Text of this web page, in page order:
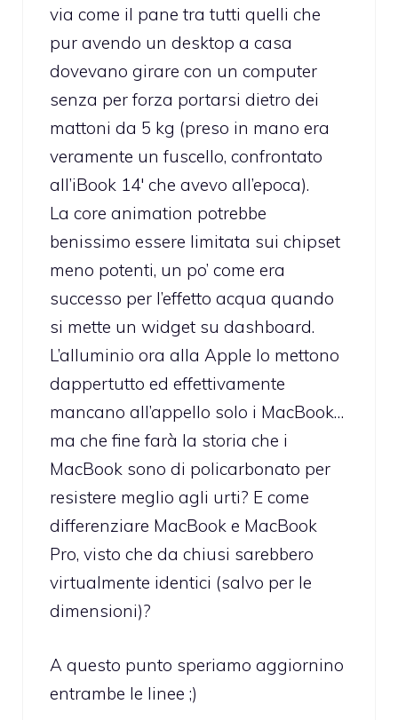
via come il pane tra tutti quelli che
pur avendo un desktop a casa
dovevano girare con un computer
senza per forza portarsi dietro dei
mattoni da 5 kg (preso in mano era
veramente un fuscello, confrontato
all’iBook 14′ che avevo all’epoca).
La core animation potrebbe
benissimo essere limitata sui chipset
meno potenti, un po’ come era
successo per l’effetto acqua quando
si mette un widget su dashboard.
L’alluminio ora alla Apple lo mettono
dappertutto ed effettivamente
mancano all’appello solo i MacBook…
ma che fine farà la storia che i
MacBook sono di policarbonato per
resistere meglio agli urti? E come
differenziare MacBook e MacBook
Pro, visto che da chiusi sarebbero
virtualmente identici (salvo per le
dimensioni)?
A questo punto speriamo aggiornino
entrambe le linee ;)